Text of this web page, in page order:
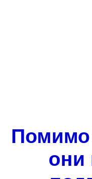
Помимо
они